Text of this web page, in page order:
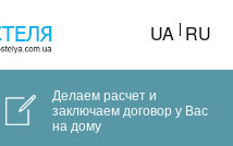
UA RU
Делаем расчет и
заключаем договор у Вас
на дому